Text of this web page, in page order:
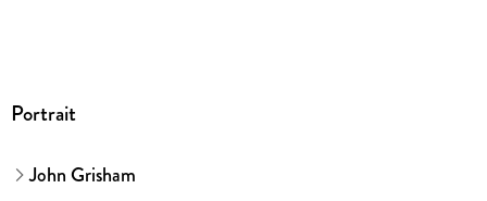
Portrait
John Grisham